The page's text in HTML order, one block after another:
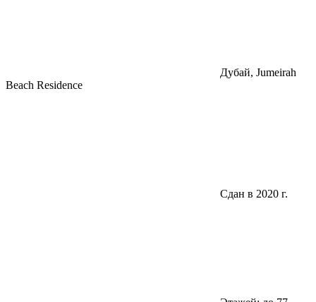
Дубай, Jumeirah
Beach Residence
Сдан в 2020 г.